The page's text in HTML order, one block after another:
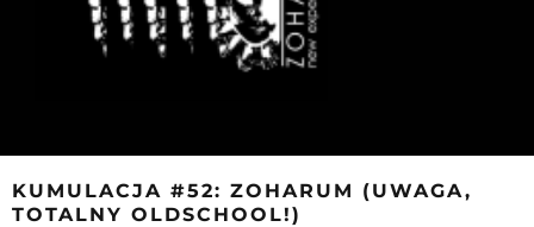
KUMULACJA #52: ZOHARUM (UWAGA,
TOTALNY OLDSCHOOL!)